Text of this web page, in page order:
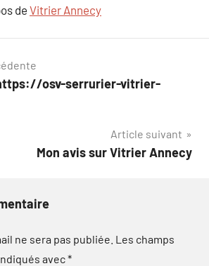
de Vitrier Annecy
osv-serrurier-vitrier-
Article suivant
Mon avis sur Vitrier Annecy
ne sera pas publiée. Les champs
avec*